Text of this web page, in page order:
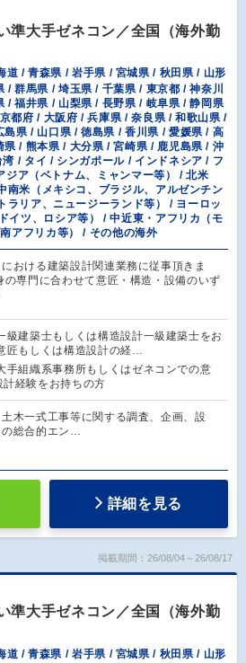
準大手ゼネコン／全国（海外勤
道 / 青森県 / 岩手県 / 宮城県 / 秋田県 / 山形
/ 群馬県 / 埼玉県 / 千葉県 / 東京都 / 神奈川
/ 福井県 / 山梨県 / 長野県 / 岐阜県 / 静岡県
都府 / 大阪府 / 兵庫県 / 奈良県 / 和歌山県 /
県 / 山口県 / 徳島県 / 香川県 / 愛媛県 / 高
/ 熊本県 / 大分県 / 宮崎県 / 鹿児島県 / 沖
/ タイ / シンガポール / インドネシア / フ
ジア（ベトナム、ミャンマー等） / 北米
南米（メキシコ、ブラジル、アルゼンチン
ラリア、ニュージーランド等） / ヨーロッ
イツ、ロシア等） / 中近東・アフリカ（モ
アフリカ等） / その他の海外
おける建築設計関連業務に従事頂きま
の専門に合わせて意匠・構造・設備のいず
級建築士もしくは構造設計一級建築士をお
匠もしくは構造設計の経…
手組織系事務所もしくはゼネコンでの意
計経験をお持ちの方
木一式工事等に関する調査、企画、設
総合的エン…
詳細を見る
掲載期間：26/08/04～26/08/17
準大手ゼネコン／全国（海外勤
道 / 青森県 / 岩手県 / 宮城県 / 秋田県 / 山形